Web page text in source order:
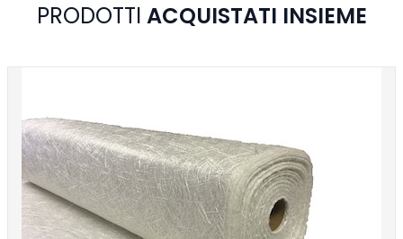
PRODOTTI ACQUISTATI INSIEME